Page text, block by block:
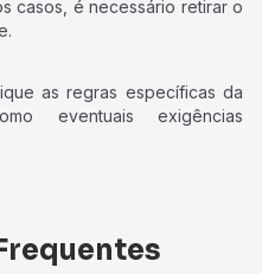
casos, é necessário retirar o
as regras específicas da
eventuais exigências